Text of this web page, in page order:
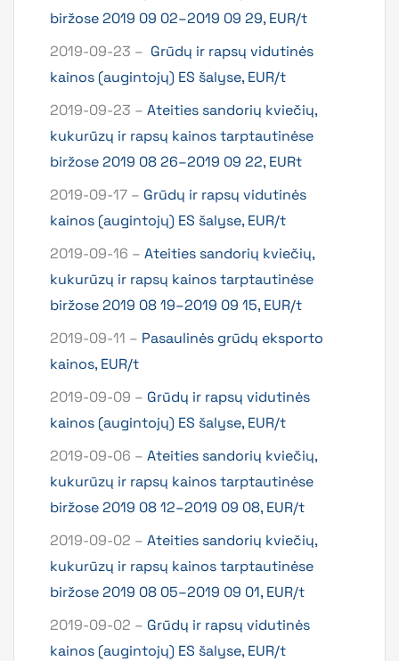
biržose 2019 09 02–2019 09 29, EUR/t
2019-09-23 – Grūdų ir rapsų vidutinės
kainos (augintojų) ES šalyse, EUR/t
2019-09-23 – Ateities sandorių kviečių,
kukurūzų ir rapsų kainos tarptautinėse
biržose 2019 08 26–2019 09 22, EURt
2019-09-17 – Grūdų ir rapsų vidutinės
kainos (augintojų) ES šalyse, EUR/t
2019-09-16 – Ateities sandorių kviečių,
kukurūzų ir rapsų kainos tarptautinėse
biržose 2019 08 19–2019 09 15, EUR/t
2019-09-11 – Pasaulinės grūdų eksporto
kainos, EUR/t
2019-09-09 – Grūdų ir rapsų vidutinės
kainos (augintojų) ES šalyse, EUR/t
2019-09-06 – Ateities sandorių kviečių,
kukurūzų ir rapsų kainos tarptautinėse
biržose 2019 08 12–2019 09 08, EUR/t
2019-09-02 – Ateities sandorių kviečių,
kukurūzų ir rapsų kainos tarptautinėse
biržose 2019 08 05–2019 09 01, EUR/t
2019-09-02 – Grūdų ir rapsų vidutinės
kainos (augintojų) ES šalyse, EUR/t